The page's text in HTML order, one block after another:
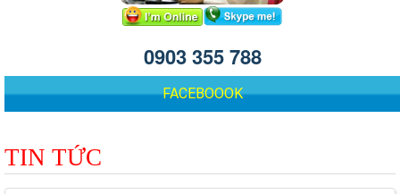
0903 355 788
FACEBOOOK
TIN TỨC